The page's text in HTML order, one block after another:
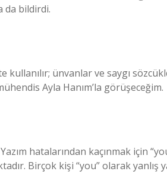
da bildirdi.
kullanılır; ünvanlar ve saygı
Ayla Hanım’la görüşeceğim.
hatalarından kaçınmak için
Birçok kişi “you” olarak yanlış